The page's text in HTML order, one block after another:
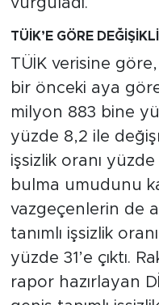
vurguladı.
TÜİK’E GÖRE
TÜİK verisine göre,
bir önceki aya
milyon 883 bine
yüzde 8,2 ile
işsizlik oranı
bulma umudunu
vazgeçenlerin de
tanımlı işsizlik
yüzde 31’e çıktı.
rapor hazırlayan